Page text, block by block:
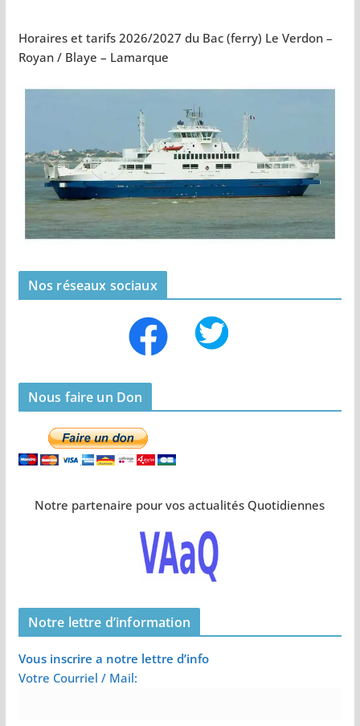
Horaires et tarifs 2026/2027 du Bac (ferry) Le Verdon –
Royan / Blaye – Lamarque
Nos réseaux sociaux
Nous faire un Don
Notre partenaire pour vos actualités Quotidiennes
Notre lettre d’information
Vous inscrire a notre lettre d’info
Votre Courriel / Mail: